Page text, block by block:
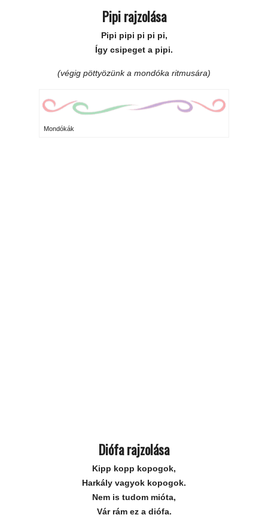
Pipi rajzolása
Pipi pipi pi pi pi,
Így csipeget a pipi.
(végig pöttyözünk a mondóka ritmusára)
Mondókák
Diófa rajzolása
Kipp kopp kopogok,
Harkály vagyok kopogok.
Nem is tudom mióta,
Vár rám ez a diófa.